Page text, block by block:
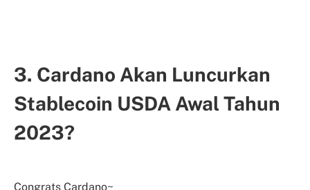
3. Cardano Akan Luncurkan
Stablecoin USDA Awal Tahun
2023?
Congrats Cardano~